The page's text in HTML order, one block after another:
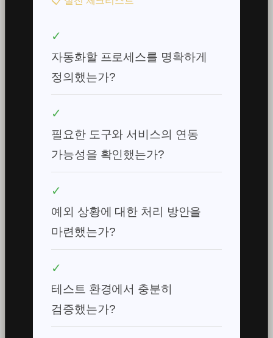
✓
자동화할 프로세스를 명확하게
정의했는가?
✓
필요한 도구와 서비스의 연동
가능성을 확인했는가?
✓
예외 상황에 대한 처리 방안을
마련했는가?
✓
테스트 환경에서 충분히
검증했는가?